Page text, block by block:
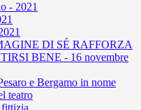
- 2021
DI SÉ RAFFORZA
BENE - 16 novembre
e Bergamo in nome
teatro